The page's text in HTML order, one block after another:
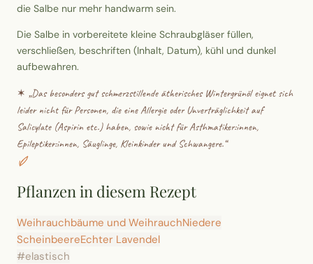
die Salbe nur mehr handwarm sein.
Die Salbe in vorbereitete kleine Schraubgläser füllen,
verschließen, beschriften (Inhalt, Datum), kühl und dunkel
aufbewahren.
✶ „Das besonders gut schmerzstillende ätherisches Wintergrünöl eignet sich
leider nicht für Personen, die eine Allergie oder Unverträglichkeit auf
Salicylate (Aspirin etc.) haben, sowie nicht für Asthmatiker:innen,
Epileptiker:innen, Säuglinge, Kleinkinder und Schwangere.“
Pflanzen in diesem Rezept
Weihrauchbäume und WeihrauchNiedere
ScheinbeereEchter Lavendel
#elastisch